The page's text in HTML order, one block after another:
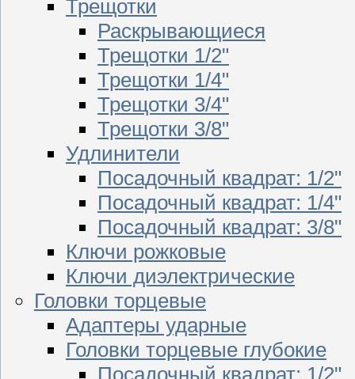
Трещотки
Раскрывающиеся
Трещотки 1/2"
Трещотки 1/4"
Трещотки 3/4"
Трещотки 3/8"
Удлинители
Посадочный квадрат: 1/2"
Посадочный квадрат: 1/4"
Посадочный квадрат: 3/8"
Ключи рожковые
Ключи диэлектрические
Головки торцевые
Адаптеры ударные
Головки торцевые глубокие
Посадочный квадрат: 1/2"